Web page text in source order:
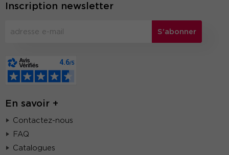
Inscription newsletter
S'abonner
En savoir +
Contactez-nous
FAQ
Catalogues